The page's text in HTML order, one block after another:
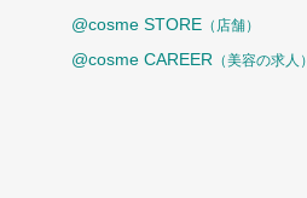
@cosme STORE （店舗）
@cosme CAREER （美容の求人）